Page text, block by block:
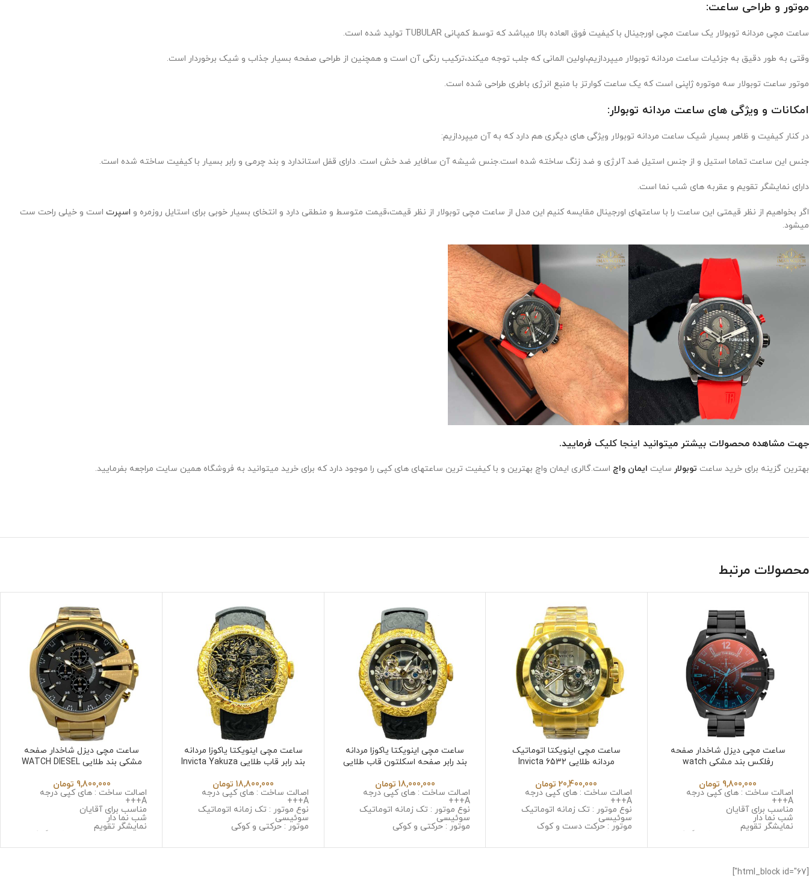
موتور و طراحی ساعت:
ساعت مچی مردانه توبولار یک ساعت مچی اورجینال با کیفیت فوق العاده بالا میباشد که توسط کمپانی TUBULAR تولید شده است.
وقتی به طور دقیق به جزئیات ساعت مردانه توبولار میپردازیم،اولین المانی که جلب توجه میکند،ترکیب رنگی آن است و همچنین از طراحی صفحه بسیار جذاب و شیک برخوردار است.
موتور ساعت توبولار سه موتوره ژاپنی است که یک ساعت کوارتز با منبع انرژی باطری طراحی شده است.
امکانات و ویژگی های ساعت مردانه توبولار:
در کنار کیفیت و ظاهر بسیار شیک ساعت مردانه توبولار ویژگی های دیگری هم دارد که به آن میپردازیم:
جنس این ساعت تماما استیل و از جنس استیل ضد آلرژی و ضد زنگ ساخته شده است.جنس شیشه آن سافایر ضد خش است. دارای قفل استاندارد و بند چرمی و رابر بسیار با کیفیت ساخته شده است.
دارای نمایشگر تقویم و عقربه های شب نما است.
اگر بخواهیم از نظر قیمتی این ساعت را با ساعتهای اورجینال مقایسه کنیم این مدل از ساعت مچی توبولار از نظر قیمت،قیمت متوسط و منطقی دارد و انتخای بسیار خوبی برای استایل روزمره و اسپرت است و خیلی راحت ست
میشود.
جهت مشاهده محصولات بیشتر میتوانید اینجا کلیک فرمایید.
بهترین گزینه برای خرید ساعت توبولار سایت ایمان واچ است.گالری ایمان واچ بهترین و با کیفیت ترین ساعتهای های کپی را موجود دارد که برای خرید میتوانید به فروشگاه همین سایت مراجعه بفرمایید.
محصولات مرتبط
ساعت مچی دیزل شاخدار صفحه
رفلکس بند مشکی watch
9,800,000 تومان
اصالت ساخت : های کپی درجه
A+++
مناسب برای آقایان
شب نما دار
نمایشگر تقویم
نوع موتور : سه موتوره کرنوگراف
جنس قاب : استینلس استیل ضد
جنس شیشه : صافیر کریستال ضد
خش
ساعت مچی اینویکتا اتوماتیک
مردانه طلایی Invicta 6532
20,400,000 تومان
اصالت ساخت : های کپی درجه
A+++
نوع موتور : تک زمانه اتوماتیک
سوئیسی
موتور : حرکت دست و کوک
جنس شیشه : مینرال گلس با
ساعت مچی اینویکتا یاکوزا مردانه
بند رابر صفحه اسکلتون قاب طلایی
18,000,000 تومان
اصالت ساخت : های کپی درجه
A+++
نوع موتور : تک زمانه اتوماتیک
سوئیسی
موتور : حرکتی و کوکی
جنس قاب : استینلس استیل ضد
جنس شیشه : مینرال گلس با
ساعت مچی اینویکتا یاکوزا مردانه
بند رابر قاب طلایی Invicta Yakuza
18,800,000 تومان
اصالت ساخت : های کپی درجه
A+++
نوع موتور : تک زمانه اتوماتیک
سوئیسی
موتور : حرکتی و کوکی
جنس قاب : استینلس استیل ضد
جنس شیشه : مینرال گلس با
ساعت مچی دیزل شاخدار صفحه
مشکی بند طلایی WATCH DIESEL
9,800,000 تومان
اصالت ساخت : های کپی درجه
A+++
مناسب برای آقایان
شب نما دار
نمایشگر تقویم
نوع موتور : سه موتوره کرنوگراف
جنس قاب : استینلس استیل ضد
[html_block id="67"]